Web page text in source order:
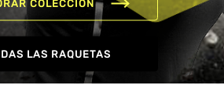
COLECCIÓN
LAS RAQUETAS